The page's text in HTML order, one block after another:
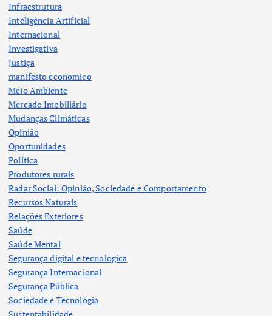
Infraestrutura
Inteligência Artificial
Internacional
Investigativa
Justiça
manifesto economico
Meio Ambiente
Mercado Imobiliário
Mudanças Climáticas
Opinião
Oportunidades
Política
Produtores rurais
Radar Social: Opinião, Sociedade e Comportamento
Recursos Naturais
Relações Exteriores
Saúde
Saúde Mental
Segurança digital e tecnologica
Segurança Internacional
Segurança Pública
Sociedade e Tecnologia